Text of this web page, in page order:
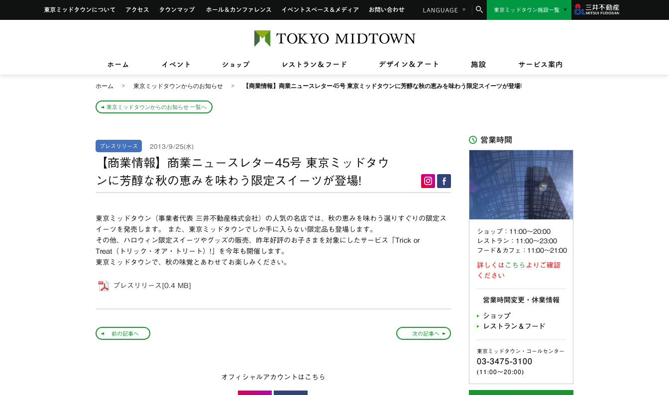
東京ミッドタウンについて
アクセス タウンマップ ホール&カンファレンス イベントスペース&メディア
お問い合わせ LANGUAGE東京ミッドタウン施設一覧
イベント ショップ レストラン&フード デザイン&アート施設 サービス案内
2026/3/27(金)〜8/9(日)
スープはいのち
2026/7/17(金)〜8/16(日)
ASHIMIZU（PARASOLS GARDEN）
ショップ検索
フロアガイド
2026/7/1(水)〜8/31(月)
ン》新規ご入会キャンペーン
レストラン＆フード検索
フロアガイド
2026/7/17(金)〜8/31(月)
アートワーク in 東京ミッドタウン
TOKYO MIDTOWN DESIGN LIVE 六本木未来会議
東京ミッドタウンクリニック
東京ミッドタウン レジデンス
ザ・リッツ・カールトン東京 東京ミッドタウン オフィス ビルボードライブ東京
サービス案内トップ インフォメーションカウンター コンシェルジュサービス
ご利用可能なカードについて
小さなお子様をお連れのお客様へ バリアフリーサービス ペット同伴のお客様へ
ホーム 東京ミッドタウンからのお知らせ 【商業情報】商業ニュースレター45号 東京ミッドタウンに芳醇な秋の恵みを味わう限定スイーツが登場!
東京ミッドタウンからのお知らせ 一覧へ
プレスリリース 2013/9/25(水)
【商業情報】商業ニュースレター45号 東京ミッドタウ
ンに芳醇な秋の恵みを味わう限定スイーツが登場!
東京ミッドタウン（事業者代表 三井不動産株式会社）の人気の名店では、秋の恵みを味わう選りすぐりの限定ス
イーツを発売します。 また、東京ミッドタウンでしか手に入らない限定品も登場します。
その他、ハロウィン限定スイーツやグッズの販売、昨年好評のお子さまを対象にしたサービス「Trick or
Treat（トリック・オア・トリート）!」を今年も開催します。
東京ミッドタウンで、秋の味覚とあわせてお楽しみください。
プレスリリース[0.4 MB]
次の記事へ
前の記事へ
オフィシャルアカウントはこちら
営業時間
ショップ：11:00〜20:00
レストラン：11:00〜23:00
フード＆カフェ：11:00～21:00
詳しくは こちら よりご確認
ください
営業時間変更・休業情報
ショップ
レストラン＆フード
東京ミッドタウン・コールセンター
03-3475-3100
(11:00〜20:00)